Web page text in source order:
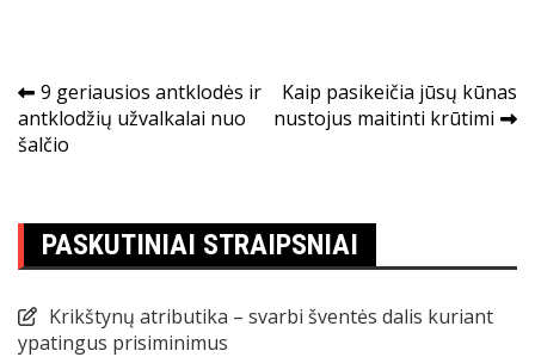
Navigacija
tarp
9 geriausios antklodės ir
antklodžių užvalkalai nuo
šalčio
Kaip pasikeičia jūsų kūnas
nustojus maitinti krūtimi
PASKUTINIAI STRAIPSNIAI
Krikštynų atributika – svarbi šventės dalis kuriant
ypatingus prisiminimus